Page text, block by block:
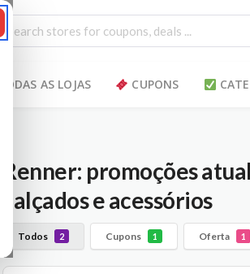
TODAS AS LOJAS CUPONS
Renner: promoções
calçados e acessórios
Todos 2 Cupons 1 Oferta 1